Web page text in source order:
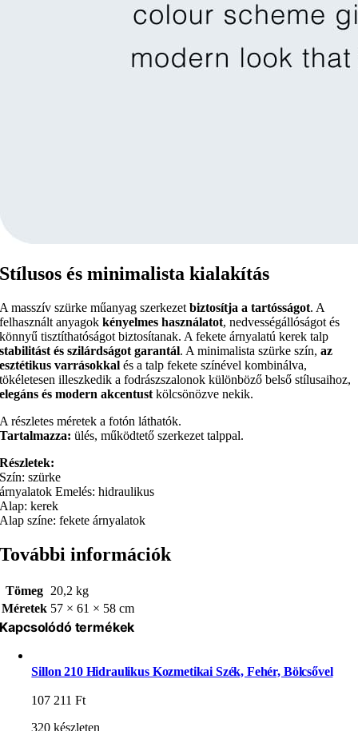
Stílusos és minimalista kialakítás
A masszív szürke műanyag szerkezetbiztosítja a tartósságot. A
felhasznált anyagokkényelmes használatot, nedvességállóságot és
könnyű tisztíthatóságot biztosítanak. A fekete árnyalatú kerek talp
stabilitást és szilárdságot garantál. A minimalista szürke szín,az
esztétikus varrásokkalés a talp fekete színével kombinálva,
tökéletesen illeszkedik a fodrászszalonok különböző belső stílusaihoz,
elegáns és modern akcentust kölcsönözve nekik.
A részletes méretek a fotón láthatók.
Tartalmazza: ülés, működtető szerkezet talppal.
Részletek:
Szín: szürke
árnyalatok Emelés: hidraulikus
Alap: kerek
Alap színe: fekete árnyalatok
További információk
Tömeg 20,2 kg
Méretek 57 × 61 × 58 cm
Kapcsolódó termékek
Sillon 210 Hidraulikus Kozmetikai Szék, Fehér, Bölcsővel
107 211Ft
320 készleten